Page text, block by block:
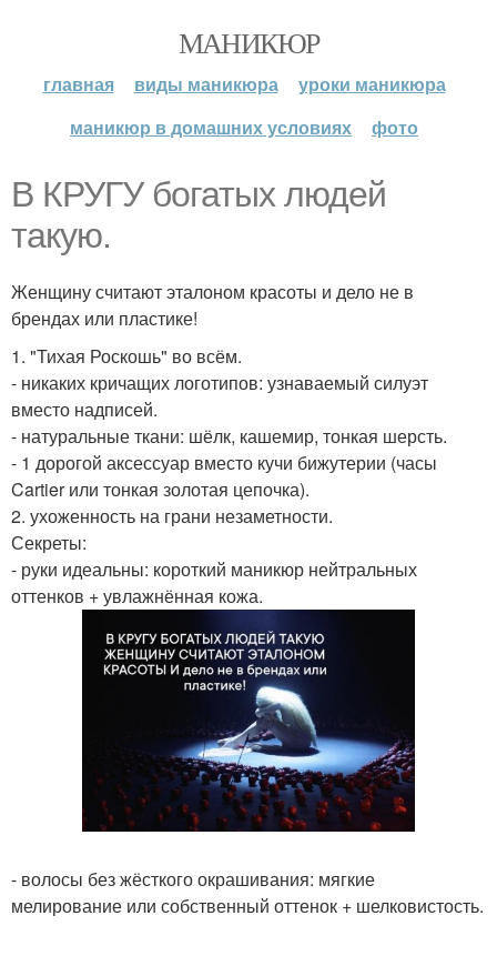
МАНИКЮР
главная виды маникюра
уроки маникюра
маникюр в домашних условиях
фото
В КРУГУ богатых людей
такую.
Женщину считают эталоном красоты и дело не в
брендах или пластике!
1. "Тихая Роскошь" во всём.
- никаких кричащих логотипов: узнаваемый силуэт
вместо надписей.
- натуральные ткани: шёлк, кашемир, тонкая шерсть.
- 1 дорогой аксессуар вместо кучи бижутерии (часы
Cartier или тонкая золотая цепочка).
2. ухоженность на грани незаметности.
Секреты:
- руки идеальны: короткий маникюр нейтральных
оттенков + увлажнённая кожа.
- волосы без жёсткого окрашивания: мягкие
мелирование или собственный оттенок + шелковистость.